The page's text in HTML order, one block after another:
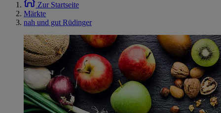
Zur Startseite
Märkte
nah und gut Rüdinger